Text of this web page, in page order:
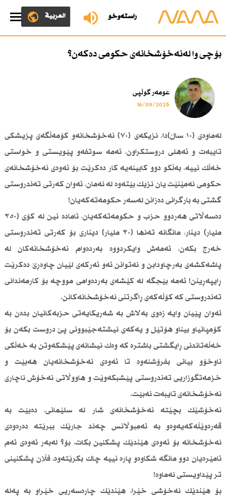
ڕاستەوخۆ العربية
بۆچی وا لەنەخۆشخانەی حكومی دەكەن؟
عومەر گوڵپی
16/09/2025
لەماوەی (١٠ ساڵ)دا، نزیكەی (٧٠) نەخۆشخانەو كۆمەڵگەی پزیشكی
تایبەت و ئەهلی دروستكراون، ئەمە سوتفەو پێویستی و خواستی
خەڵك نییە، بەڵكو دوو كابینەیە كار دەكرێت بۆ ئەوەی نەخۆشخانەی
حكومی نەمێنێت یان نزیك بێتەوە لە نەمان، ئەوان كەرتی تەندروستی
گشتی بە بارگرانی دەزانن لەسەر حكومەتەكەیان!
دەسەڵاتی هەردوو حزب و حكومەتەكەیان، ئامادە نین لە كۆی (٣٥٠
ملیار) دینار، مانگانە تەنها (٣٠ ملیار) دیناری بۆ كەرتی تەندروستی
خەرج بكەن، ئەمەش وایكردووە بەردەوام نەخۆشخانەكان لە
پاشەكشەی بەرچاودابن و نەتوانن ئەو ئەركەی لێیان چاوەڕێ دەكرێت
ڕایپەڕینن! ئەمە بێجگە لە كێشەی بەردەوامی مووچە بۆ كارمەندانی
تەندروستی كە كۆڵەكەی ڕاگرتنی نەخۆشخانەكانن.
ئەوان پێیان وایە زەوی بەلاش بە شەریكایەتی حزبەكانیان بدەن بە
كۆمپانیاو بیناو هۆتێل و یەكەی نیشتەجێبوونی پێ دروست بكەن بۆ
خەڵەتاندنی ڕایگشتی باشترە كە وەك نیشانەی پێشكەوتن بە خەڵكی
ناوخۆو بیانی بفرۆشنەوە تا ئەوەی نەخۆشخانەیان هەبێت و
خزمەتگوزاریی تەندروستی پێشبكەوێت و هاووڵاتی نەخۆش ناچاری
نەخۆشخانەی تایبەت نەبێت.
نەخۆشێك بچێتە نەخۆشخانەی شار لە سلێمانی، دەبێت بە
قەرەوێڵەكەیەوەو بە ئەمبوڵانس چەند جارێك ببرێتە دەرەوەی
نەخۆشخانە بۆ ئەوەی هێندێك پشكنین بكات، بۆ؟ لەبەر ئەوەی ئەم
ئامێرەیان دوو مانگە شكاوەو پارە نییە چاك بكرێتەوە، فڵان پشكنینی
تر پێداویستی نەماوە!
بۆ هێندێك نەخۆشی خێرا، هێندێك چارەسەریی خێراو بە پەلە